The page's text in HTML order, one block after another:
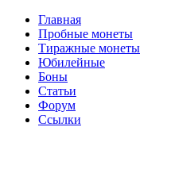
Главная
Пробные монеты
Тиражные монеты
Юбилейные
Боны
Статьи
Форум
Ссылки